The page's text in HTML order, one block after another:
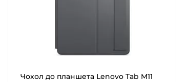
Чохол до планшета Lenovo Tab M11